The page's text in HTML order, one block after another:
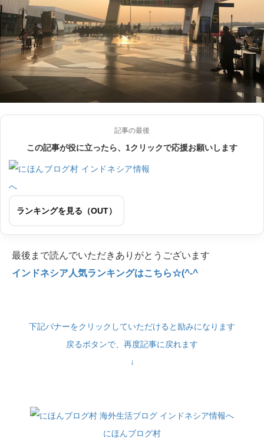
記事の最後
この記事が役に立ったら、1クリックで応援お願いします
ランキングを見る（OUT）
最後まで読んでいただきありがとうございます
インドネシア人気ランキングはこちら☆(^-^
下記バナーをクリックしていただけると励みになります
戻るボタンで、再度記事に戻れます
↓
にほんブログ村